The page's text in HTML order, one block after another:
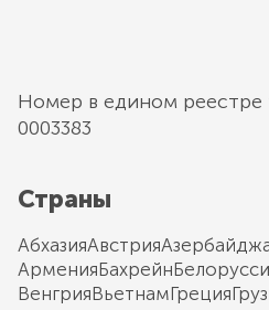
Номер в едином реестре
0003383
Страны
АбхазияАвстрия
АрменияБахрейн
ВенгрияВьетнамГреция